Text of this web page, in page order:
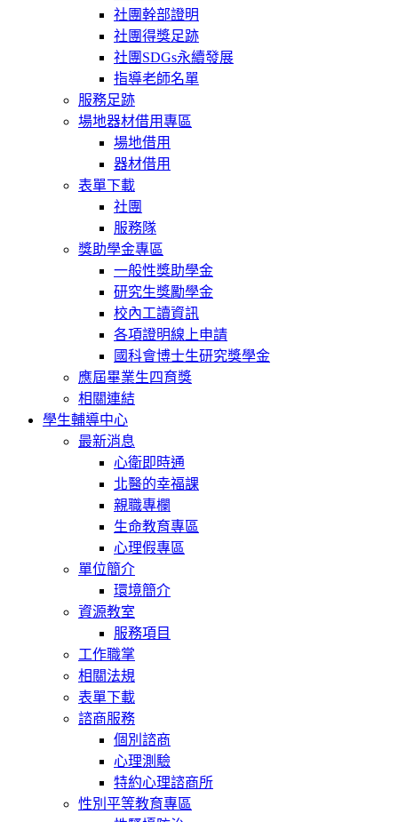
社團幹部證明
社團得獎足跡
社團SDGs永續發展
指導老師名單
服務足跡
場地器材借用專區
場地借用
器材借用
表單下載
社團
服務隊
獎助學金專區
一般性獎助學金
研究生獎勵學金
校內工讀資訊
各項證明線上申請
國科會博士生研究獎學金
應屆畢業生四育獎
相關連結
學生輔導中心
最新消息
心衛即時通
北醫的幸福課
親職專欄
生命教育專區
心理假專區
單位簡介
環境簡介
資源教室
服務項目
工作職掌
相關法規
表單下載
諮商服務
個別諮商
心理測驗
特約心理諮商所
性別平等教育專區